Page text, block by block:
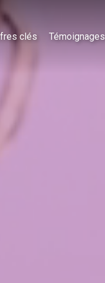
clés Témoignages